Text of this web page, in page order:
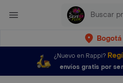
Bogotá
¿Nuevo en Rappi?
envíos gratis por